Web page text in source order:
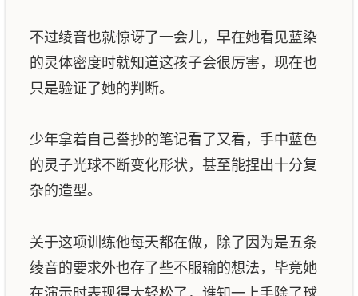
不过绫音也就惊讶了一会儿，早在她看见蓝染
的灵体密度时就知道这孩子会很厉害，现在也
只是验证了她的判断。
少年拿着自己誊抄的笔记看了又看，手中蓝色
的灵子光球不断变化形状，甚至能捏出十分复
杂的造型。
关于这项训练他每天都在做，除了因为是五条
绫音的要求外也存了些不服输的想法，毕竟她